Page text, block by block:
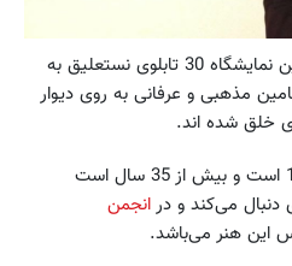
به گزارش همشهری آنلاین، در این نمایشگاه 30 تابلوی نستعلیق به
مذهبی و عرفانی به روی دیوار
خلق شده اند.
محمد علی سبزه کار متولد 1331 است و بیش از 35 سال است
می‌کند و درانجمن
این هنر می‌باشد.